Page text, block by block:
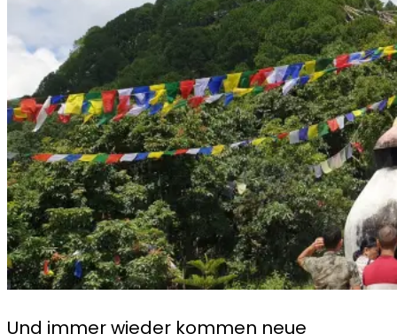
Und immer wieder kommen neue